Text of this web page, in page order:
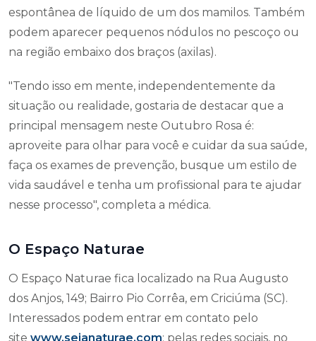
espontânea de líquido de um dos mamilos. Também
podem aparecer pequenos nódulos no pescoço ou
na região embaixo dos braços (axilas).
"Tendo isso em mente, independentemente da
situação ou realidade, gostaria de destacar que a
principal mensagem neste Outubro Rosa é:
aproveite para olhar para você e cuidar da sua saúde,
faça os exames de prevenção, busque um estilo de
vida saudável e tenha um profissional para te ajudar
nesse processo", completa a médica.
O Espaço Naturae
O Espaço Naturae fica localizado na Rua Augusto
dos Anjos, 149; Bairro Pio Corrêa, em Criciúma (SC).
Interessados podem entrar em contato pelo
site www.sejanaturae.com; pelas redes sociais, no